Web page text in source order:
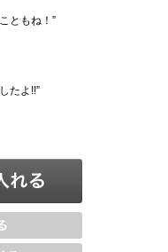
ともね！”
たよ!!”